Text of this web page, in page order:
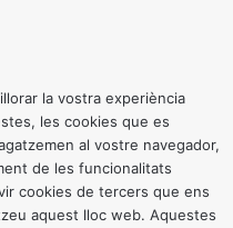
la vostra experiència
les cookies que es
al vostre navegador,
de les funcionalitats
cookies de tercers que ens
aquest lloc web. Aquestes